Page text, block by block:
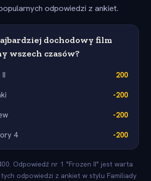
odpowiedzi z ankiet.
dochodowy film
wszech czasów?
200
-200
-200
4 -200
Odpowiedź nr 1 "Frozen II" jest warta
odpowiedzi z ankiet w stylu Familiady